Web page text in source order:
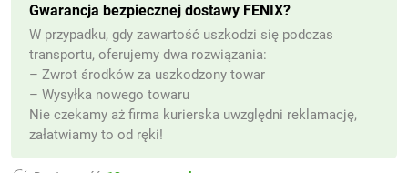
Gwarancja bezpiecznej dostawy FENIX?
W przypadku, gdy zawartość uszkodzi się podczas
transportu, oferujemy dwa rozwiązania:
– Zwrot środków za uszkodzony towar
– Wysyłka nowego towaru
Nie czekamy aż firma kurierska uwzględni reklamację,
załatwiamy to od ręki!